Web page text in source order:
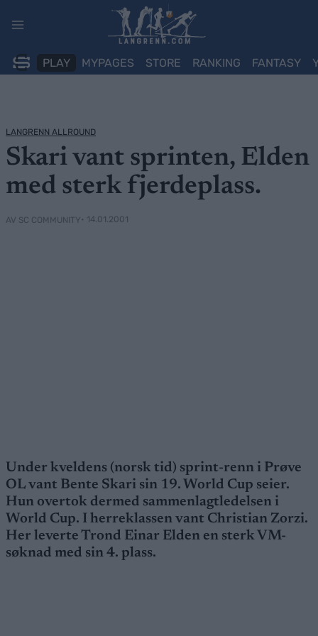
PLAY MYPAGES STORE RANKING FANTASY
LANGRENN ALLROUND
Skari vant sprinten, Elden
med sterk fjerdeplass.
AV SC COMMUNITY• 14.01.2001
Under kveldens (norsk tid) sprint-renn i Prøve
OL vant Bente Skari sin 19. World Cup seier.
Hun overtok dermed sammenlagtledelsen i
World Cup. I herreklassen vant Christian Zorzi.
Her leverte Trond Einar Elden en sterk VM-
søknad med sin 4. plass.